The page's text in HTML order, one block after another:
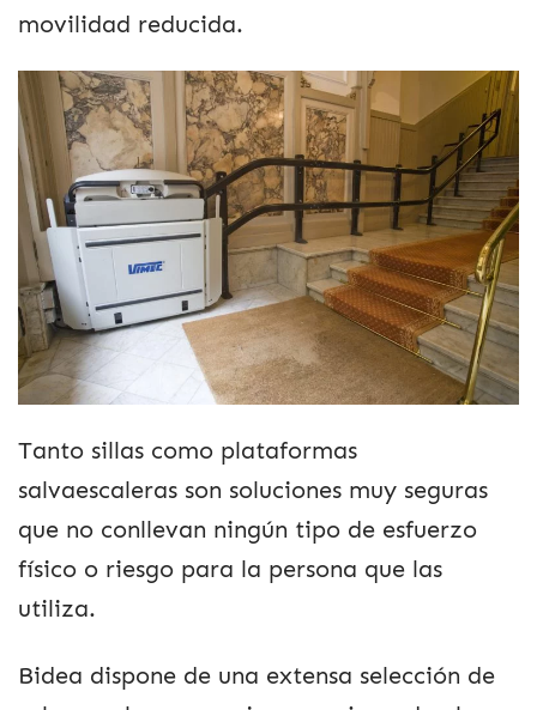
movilidad reducida.
Tanto sillas como plataformas
salvaescaleras son soluciones muy seguras
que no conllevan ningún tipo de esfuerzo
físico o riesgo para la persona que las
utiliza.
Bidea dispone de una extensa selección de